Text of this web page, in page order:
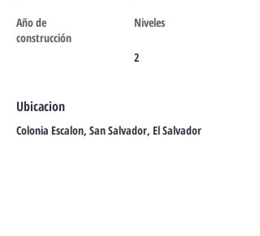
Año de
construcción
Niveles
2
Ubicacion
Colonia Escalon, San Salvador, El Salvador